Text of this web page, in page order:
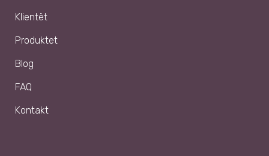
Klientët
Produktet
Blog
FAQ
Kontakt